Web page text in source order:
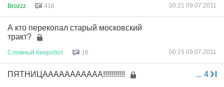
Brozzz 418 00:21 09.07.2011
А кто перекопал старый московский
тракт?
Сложный биоробот 16 00:15 09.07.2011
... 4
ПЯТНИЦААААААААААА!!!!!!!!!!!